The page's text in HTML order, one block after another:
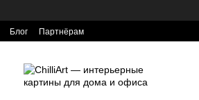
Блог Партнёрам